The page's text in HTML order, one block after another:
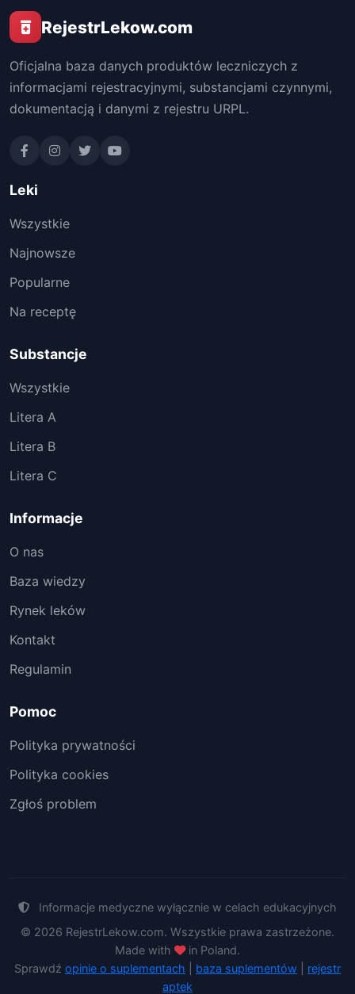
RejestrLekow.com
Oficjalna baza danych produktów leczniczych z
informacjami rejestracyjnymi, substancjami czynnymi,
dokumentacją i danymi z rejestru URPL.
Leki
Wszystkie
Najnowsze
Popularne
Na receptę
Substancje
Wszystkie
Litera A
Litera B
Litera C
Informacje
O nas
Baza wiedzy
Rynek leków
Kontakt
Regulamin
Pomoc
Polityka prywatności
Polityka cookies
Zgłoś problem
Informacje medyczne wyłącznie w celach edukacyjnych
© 2026 RejestrLekow.com. Wszystkie prawa zastrzeżone.
Made with
in Poland.
Sprawdź opinie o suplementach baza suplementów
rejestr
aptek